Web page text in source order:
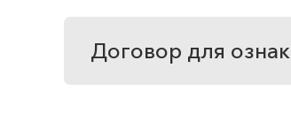
Договор для